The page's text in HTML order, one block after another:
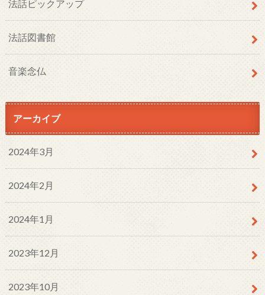
法話ピックアップ
法話図書館
音楽念仏
アーカイブ
2024年3月
2024年2月
2024年1月
2023年12月
2023年10月